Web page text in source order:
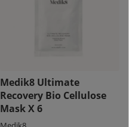
Medik8 Ultimate
Recovery Bio Cellulose
Mask X 6